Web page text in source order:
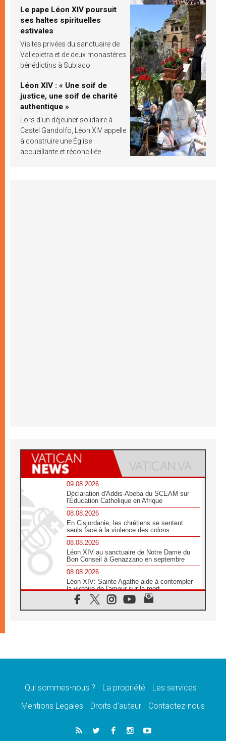
Le pape Léon XIV poursuit
ses haltes spirituelles
estivales
Visites privées du sanctuaire de
Vallepietra et de deux monastères
bénédictins à Subiaco
Léon XIV : « Une soif de
justice, une soif de charité
authentique »
Lors d’un déjeuner solidaire à
Castel Gandolfo, Léon XIV appelle
à construire une Église
accueillante et réconciliée
09.08.2026
Déclaration d'Addis-Abeba du SCEAM sur
l'Éducation Catholique en Afrique
08.08.2026
En Cisjordanie, les chrétiens se sentent
seuls face à la violence des colons
08.08.2026
Léon XIV au sanctuaire de Notre Dame du
Bon Conseil à Genazzano en septembre
08.08.2026
Léon XIV: Sainte Agathe aide à contempler
la victoire de l'amour sur la mort
08.08.2026
«Relancer l'empathie», le projet Triennal d'art
08.08.2026
07.08.2026
Calapan devient un diocèse
Congo-Brazzaville: le 15 août, entre solennité
de l'Assomption et mémoire nationale
Qui sommes-nous ? La propriété
Les services
Mentions Legales
Droits d’auteur Contactez-nous